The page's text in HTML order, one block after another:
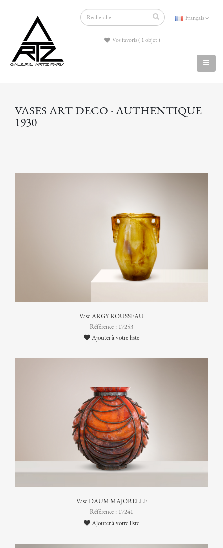
Français
Vos favoris ( 1 objet )
VASES ART DECO - AUTHENTIQUE
1930
Vase ARGY ROUSSEAU
Référence : 17253
Ajouter à votre liste
Vase DAUM MAJORELLE
Référence : 17241
Ajouter à votre liste